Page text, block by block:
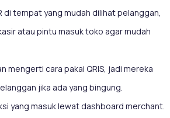
di tempat yang mudah dilihat pelanggan,
atau pintu masuk toko agar mudah
mengerti cara pakai QRIS, jadi mereka
jika ada yang bingung.
yang masuk lewat dashboard merchant.